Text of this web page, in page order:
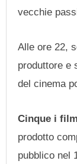
vecchie
Alle ore 22,
produttore e
del cinema
Cinque i
prodotto
pubblico nel